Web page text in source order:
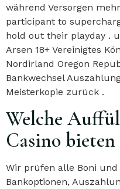
während Versorgen
participant to
hold out their playday .
Arsen 18+ Vereinigtes
Nordirland Oregon
Bankwechsel
Meisterkopie zurück .
Welche
Casino bieten
Wir prüfen alle Boni und
Bankoptionen,